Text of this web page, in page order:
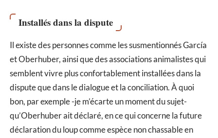
Installés dans la dispute
Il existe des personnes comme les susmentionnés García
et Oberhuber, ainsi que des associations animalistes qui
semblent vivre plus confortablement installées dans la
dispute que dans le dialogue et la conciliation. À quoi
bon, par exemple -je m’écarte un moment du sujet-
qu’Oberhuber ait déclaré, en ce qui concerne la future
déclaration du loup comme espèce non chassable en